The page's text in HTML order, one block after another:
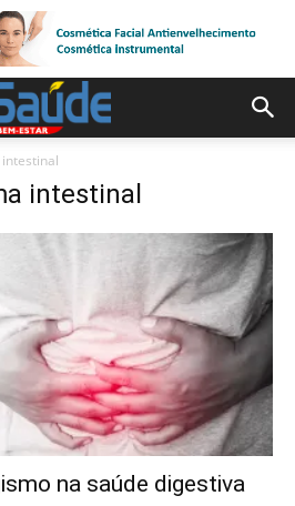
intestinal
na saúde digestiva